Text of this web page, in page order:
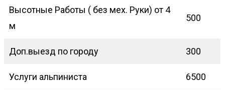
Высотные Работы ( без мех. Руки) от 4
м
500
Доп.выезд по городу 300
Услуги альпиниста 6500